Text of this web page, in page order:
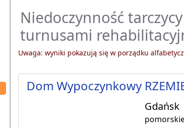
Niedoczynność
turnusami
Uwaga: wyniki pokazują się w porządku
Dom Wypoczynkowy
Gdańsk